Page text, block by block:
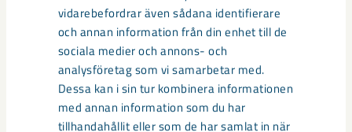
vidarebefordrar även sådana identifierare
och annan information från din enhet till de
sociala medier och annons- och
analysföretag som vi samarbetar med.
Dessa kan i sin tur kombinera informationen
med annan information som du har
tillhandahållit eller som de har samlat in när